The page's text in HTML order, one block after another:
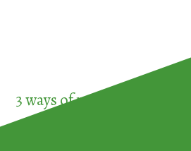
3 ways of participating in the